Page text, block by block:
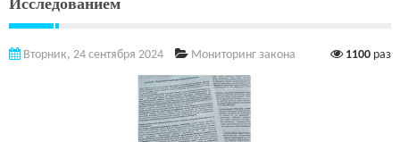
Вторник, 24 сентября 2024 Мониторинг закона 1100 раз